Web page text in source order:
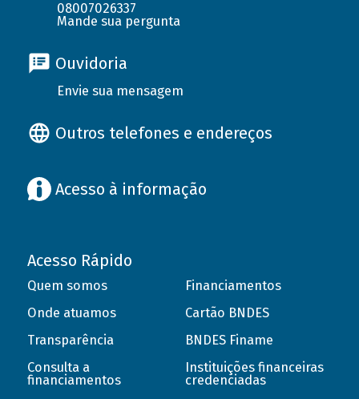
08007026337
Mande sua pergunta
Ouvidoria
Envie sua mensagem
Outros telefones e endereços
Acesso à informação
Acesso Rápido
Quem somos
Onde atuamos
Transparência
Consulta a
financiamentos
Financiamentos
Cartão BNDES
BNDES Finame
Instituições financeiras
credenciadas